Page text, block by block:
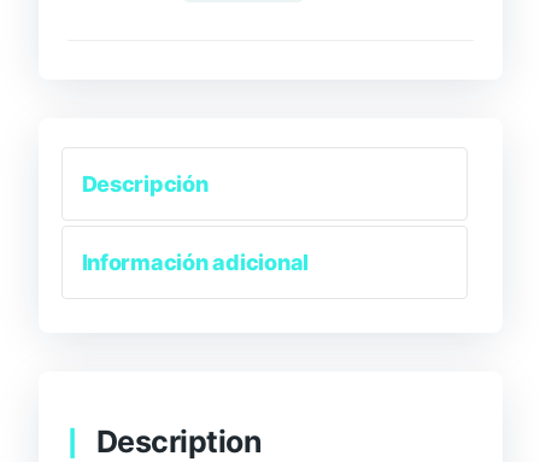
Descripción
Información adicional
Description